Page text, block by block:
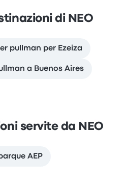
di NEO
pullman per Ezeiza
a Buenos Aires
servite da NEO
AEP